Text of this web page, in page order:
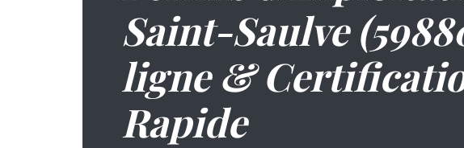
Saint-Saulve
ligne &
Rapide